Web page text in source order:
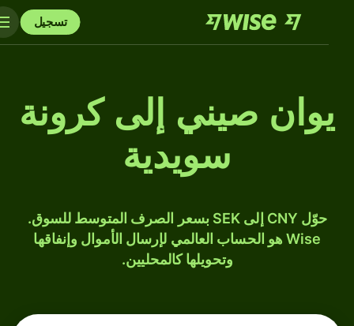
تسجيل
يوان صيني إلى كرونة
سويدية
حوّل CNY إلى SEK بسعر الصرف المتوسط للسوق.
Wise هو الحساب العالمي لإرسال الأموال وإنفاقها
وتحويلها كالمحليين.